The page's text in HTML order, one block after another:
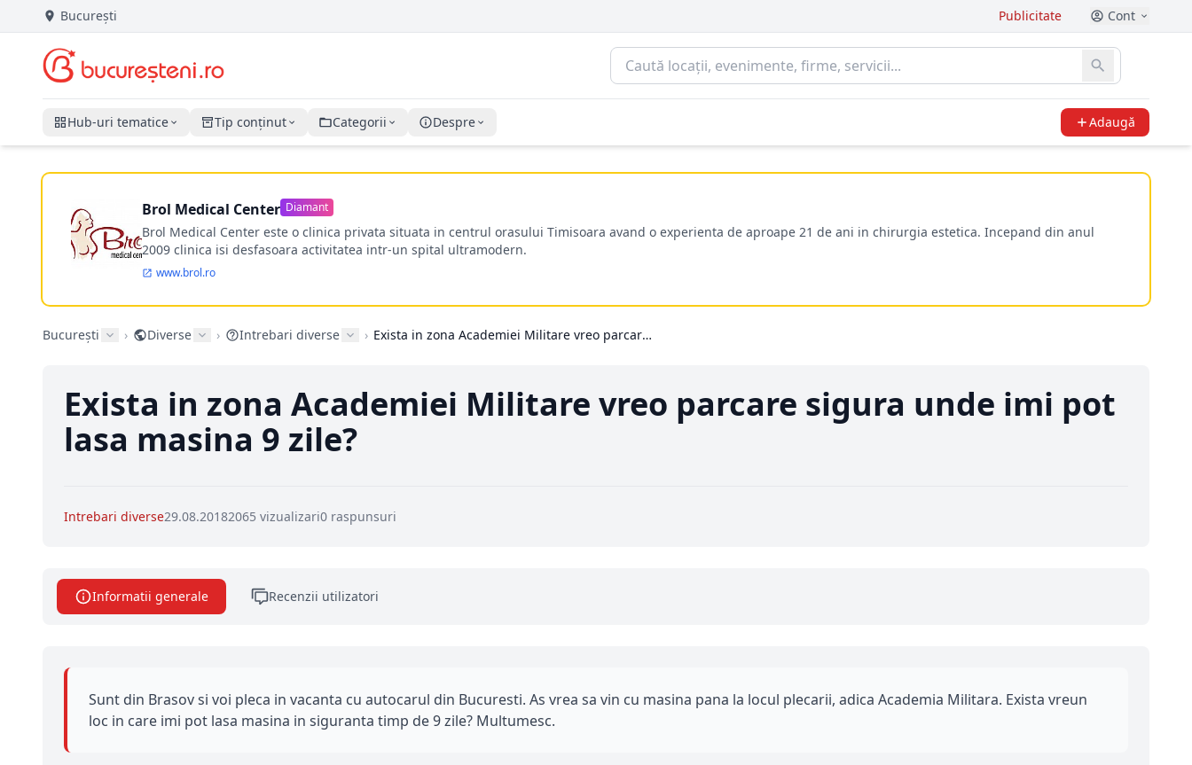
București Publicitate Cont
Hub-uri tematice Tip conținut Categorii Despre Adaugă
Brol Medical Center Diamant
Brol Medical Center este o clinica privata situata in centrul orasului Timisoara avand o experienta de aproape 21 de ani in chirurgia estetica. Incepand din anul
2009 clinica isi desfasoara activitatea intr-un spital ultramodern.
www.brol.ro
București › Diverse › Intrebari diverse › Exista in zona Academiei Militare vreo parcare sigura unde imi pot lasa masina 9 zile?
Exista in zona Academiei Militare vreo parcare sigura unde imi pot
lasa masina 9 zile?
Intrebari diverse29.08.20182065 vizualizari0 raspunsuri
Informatii generale Recenzii utilizatori
Sunt din Brasov si voi pleca in vacanta cu autocarul din Bucuresti. As vrea sa vin cu masina pana la locul plecarii, adica Academia Militara. Exista vreun
loc in care imi pot lasa masina in siguranta timp de 9 zile? Multumesc.